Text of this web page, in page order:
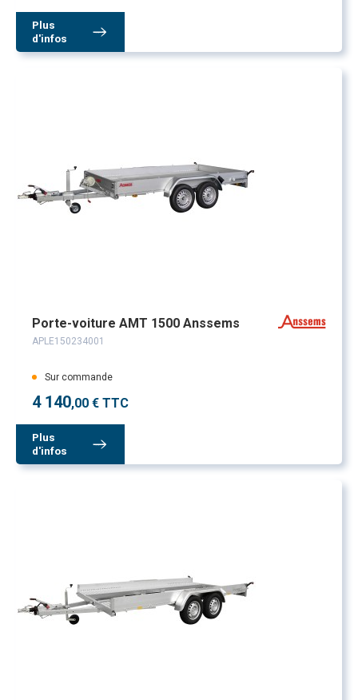
Plus
d'infos
Porte-voiture AMT 1500 Anssems
APLE150234001
Sur commande
4 140,00 € TTC
Plus
d'infos